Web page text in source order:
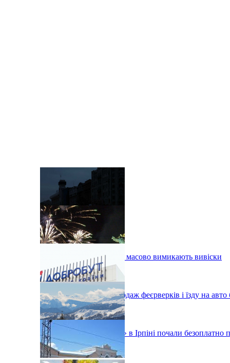
У пікові години у Києві масово вимикають вивіски
У Києві заборонили продаж феєрверків і їзду на
У медцентрі «Добробут» в Ірпіні почали безоплатно